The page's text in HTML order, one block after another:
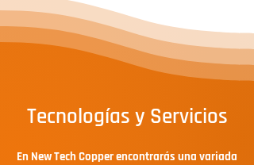
Tecnologías y Servicios
En New Tech Copper encontrarás una variada